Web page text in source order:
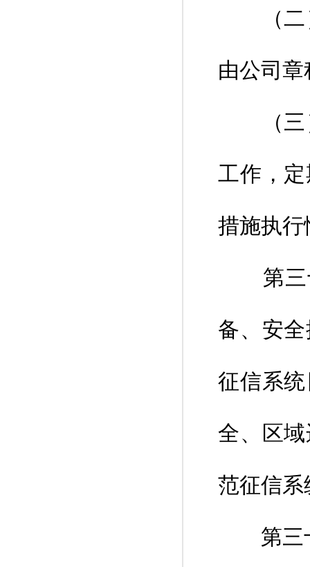
（二）
由公司
（三）
工作，
措施执行
第三十
备、安
征信系
全、区
范征信
第三十